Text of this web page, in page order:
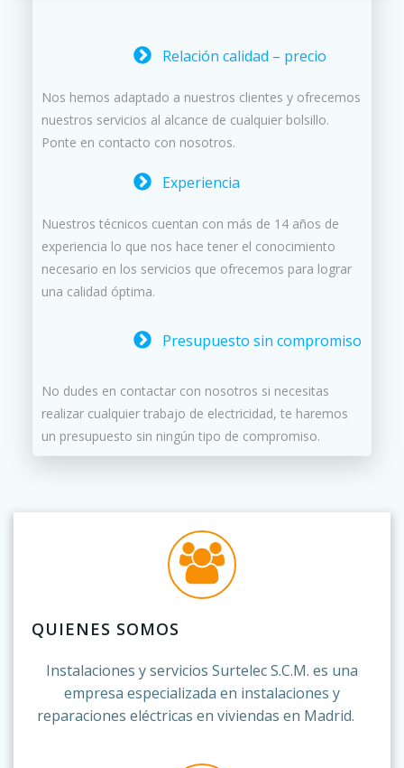
Relación calidad – precio
Nos hemos adaptado a nuestros clientes y ofrecemos
nuestros servicios al alcance de cualquier bolsillo.
Ponte en contacto con nosotros.
Experiencia
Nuestros técnicos cuentan con más de 14 años de
experiencia lo que nos hace tener el conocimiento
necesario en los servicios que ofrecemos para lograr
una calidad óptima.
Presupuesto sin compromiso
No dudes en contactar con nosotros si necesitas
realizar cualquier trabajo de electricidad, te haremos
un presupuesto sin ningún tipo de compromiso.
QUIENES SOMOS
Instalaciones y servicios Surtelec S.C.M. es una
empresa especializada en instalaciones y
reparaciones eléctricas en viviendas en Madrid.